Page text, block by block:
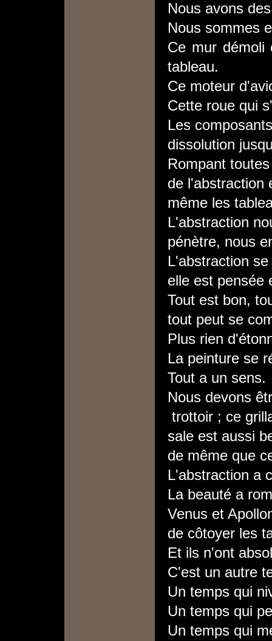
Nous avons
Nous sommes
Ce mur démoli
tableau.
Ce moteur
Cette roue qui
Les
dissolution
Rompant
de l'abstraction
même les
L'abstraction
pénètre, nous
L'abstraction
elle est pensée
Tout est bon,
tout peut se
Plus rien
La peinture se
Tout a un sens.
Nous devons
trottoir ; ce
sale est aussi
de même que
L'abstraction a
La beauté a
Venus et
de côtoyer les
Et ils n'ont
C'est un autre
Un temps qui
Un temps qui
Un temps qui